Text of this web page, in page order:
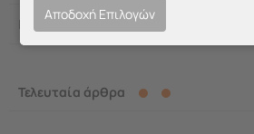
Κατοικίδια
Τελευταία άρθρα
Αποδοχή Επιλογών